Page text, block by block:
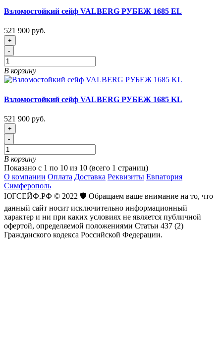
Взломостойкий сейф VALBERG РУБЕЖ 1685 EL
521 900 руб.
+
-
В корзину
Взломостойкий сейф VALBERG РУБЕЖ 1685 KL
521 900 руб.
+
-
В корзину
Показано с 1 по 10 из 10 (всего 1 страниц)
О компании Оплата Доставка Реквизиты Евпатория
Симферополь
ЮГСЕЙФ.РФ © 2022 🛡️ Обращаем ваше внимание на то, что
данный сайт носит исключительно информационный
характер и ни при каких условиях не является публичной
офертой, определяемой положениями Статьи 437 (2)
Гражданского кодекса Российской Федерации.